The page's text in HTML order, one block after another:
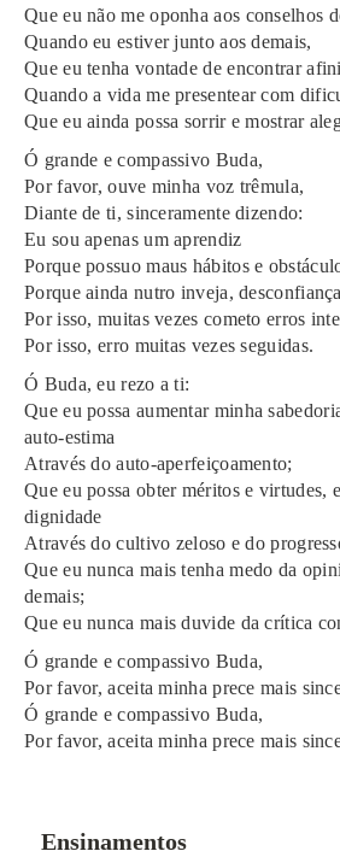
Que eu não me oponha aos conselhos
Quando eu estiver junto aos demais,
Que eu tenha vontade de encontrar
Quando a vida me presentear com
Que eu ainda possa sorrir e mostrar
Ó grande e compassivo Buda,
Por favor, ouve minha voz trêmula,
Diante de ti, sinceramente dizendo:
Eu sou apenas um aprendiz
Porque possuo maus hábitos e
Porque ainda nutro inveja,
Por isso, muitas vezes cometo erros
Por isso, erro muitas vezes seguidas.
Ó Buda, eu rezo a ti:
Que eu possa aumentar minha
auto-estima
Através do auto-aperfeiçoamento;
Que eu possa obter méritos e virtudes,
dignidade
Através do cultivo zeloso e do
Que eu nunca mais tenha medo da
demais;
Que eu nunca mais duvide da crítica
Ó grande e compassivo Buda,
Por favor, aceita minha prece mais
Ó grande e compassivo Buda,
Por favor, aceita minha prece mais
Ensinamentos